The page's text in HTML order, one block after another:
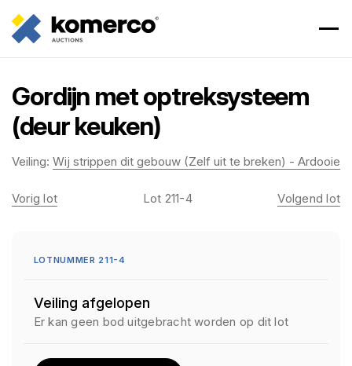
Gordijn met optreksysteem
(deur keuken)
Veiling: Wij strippen dit gebouw (Zelf uit te breken) - Ardooie
Vorig lot Lot 211-4 Volgend lot
LOTNUMMER 211-4
Veiling afgelopen
Er kan geen bod uitgebracht worden op dit lot